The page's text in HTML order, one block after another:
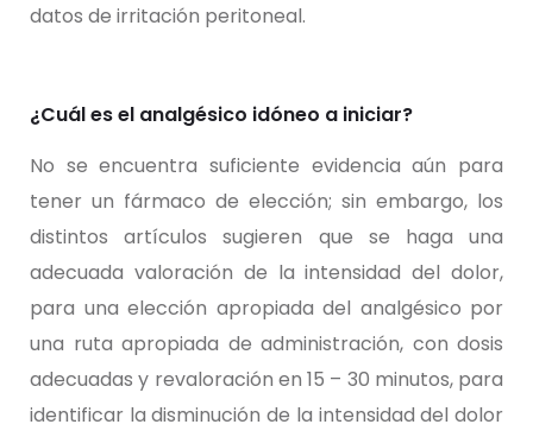
datos de irritación peritoneal.
¿Cuál es el analgésico idóneo a iniciar?
No se encuentra suficiente evidencia aún para
tener un fármaco de elección; sin embargo, los
distintos artículos sugieren que se haga una
adecuada valoración de la intensidad del dolor,
para una elección apropiada del analgésico por
una ruta apropiada de administración, con dosis
adecuadas y revaloración en 15 – 30 minutos, para
identificar la disminución de la intensidad del dolor